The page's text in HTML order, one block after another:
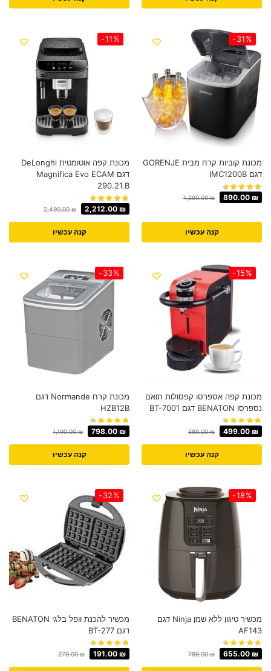
-31%
מכונת קוביות קרח מבית GORENJE
דגם IMC1200B
1,290.00₪ 890.00 ₪
קנה עכשיו
-11%
מכונת קפה אוטומטית DeLonghi
דגם Magnifica Evo ECAM
290.21.B
2,490.00₪ 2,212.00 ₪
קנה עכשיו
-15%
מכונת קפה אספרסו קפסולות תואם
נספרסו BENATON דגם BT-7001
589.00₪ 499.00 ₪
קנה עכשיו
-33%
מכונת קרח Normande דגם
HZB12B
1,190.00₪ 798.00 ₪
קנה עכשיו
-18%
מכשיר טיגון ‏ללא שמן Ninja דגם
AF143
799.00₪ 655.00 ₪
-32%
מכשיר להכנת וופל בלגי BENATON
דגם BT-277
279.00₪ 191.00 ₪